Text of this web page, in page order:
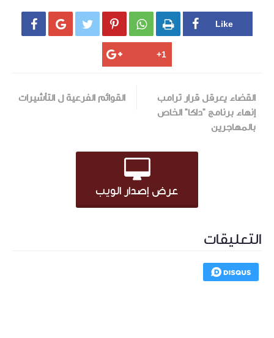
     
القضاء يعرقل قرار ترامب
إنهاء برنامج "داكا" الخاص
بالمهاجرين
القوائم الفرعية ل التأشيرات
عرض إصدار الويب
التعليقات